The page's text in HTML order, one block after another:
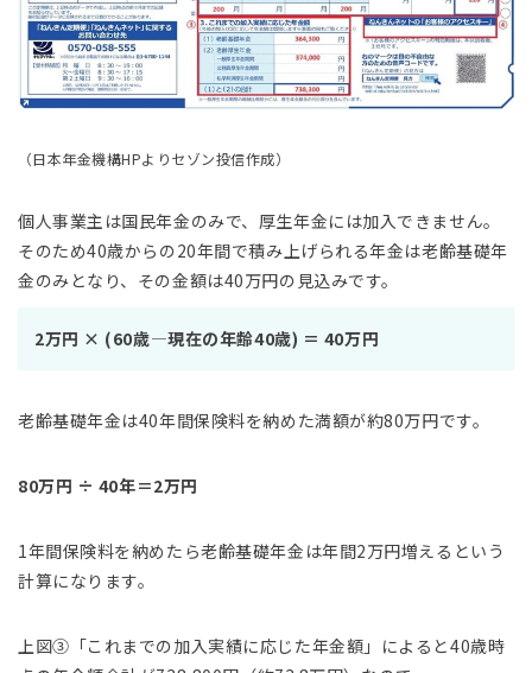
（日本年金機構HPよりセゾン投信作成）
個人事業主は国民年金のみで、厚生年金には加入できません。
そのため40歳からの20年間で積み上げられる年金は老齢基礎年
金のみとなり、その金額は40万円の見込みです。
2万円 × (60歳―現在の年齢40歳) ＝ 40万円
老齢基礎年金は40年間保険料を納めた満額が約80万円です。
80万円 ÷ 40年＝2万円
1年間保険料を納めたら老齢基礎年金は年間2万円増えるという
計算になります。
上図③「これまでの加入実績に応じた年金額」によると40歳時